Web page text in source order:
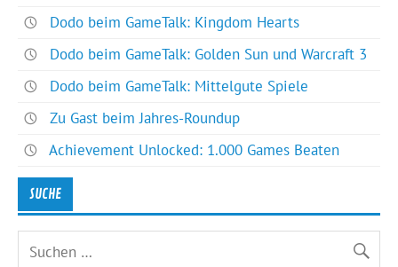
Dodo beim GameTalk: Kingdom Hearts
Dodo beim GameTalk: Golden Sun und Warcraft 3
Dodo beim GameTalk: Mittelgute Spiele
Zu Gast beim Jahres-Roundup
Achievement Unlocked: 1.000 Games Beaten
SUCHE